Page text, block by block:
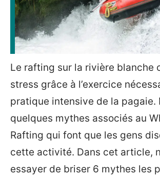
Le rafting sur la rivière blanche
stress grâce à l’exercice
pratique intensive de la pagaie.
quelques mythes associés au
Rafting qui font que les gens
cette activité. Dans cet article,
essayer de briser 6 mythes les